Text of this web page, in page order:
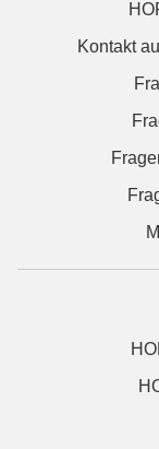
Kontakt